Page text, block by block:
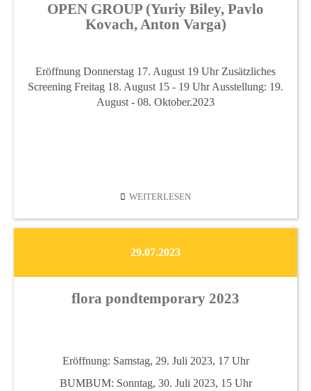
OPEN GROUP (Yuriy Biley, Pavlo
Kovach, Anton Varga)
Eröffnung Donnerstag 17. August 19 Uhr Zusätzliches
Screening Freitag 18. August 15 - 19 Uhr Ausstellung: 19.
August - 08. Oktober.2023
WEITERLESENOPEN
(YURIY
VARGA)
29.07.2023
flora pondtemporary 2023
Eröffnung: Samstag, 29. Juli 2023, 17 Uhr
BUMBUM: Sonntag, 30. Juli 2023, 15 Uhr